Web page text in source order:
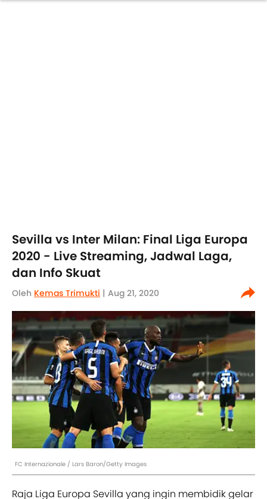
Sevilla vs Inter Milan: Final Liga Europa
2020 - Live Streaming, Jadwal Laga,
dan Info Skuat
Oleh Kemas Trimukti | Aug 21, 2020
FC Internazionale / Lars Baron/Getty Images
Raja Liga Europa Sevilla yang ingin membidik gelar